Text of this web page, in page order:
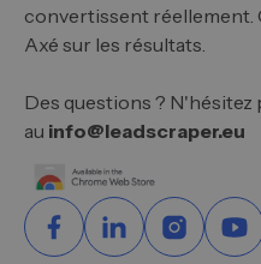
convertissent réellement.
Axé sur les résultats.
Des questions ? N'hésitez
au info@leadscraper.eu